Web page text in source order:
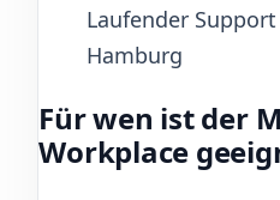
Laufender
Hamburg
Für wen ist der
Workplace